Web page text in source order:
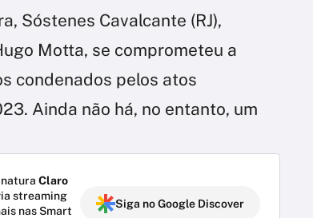
Sóstenes Cavalcante (RJ),
Motta, se comprometeu a
condenados pelos atos
Ainda não há, no entanto, um
Claro
streaming
nas Smart
Siga no Google Discover